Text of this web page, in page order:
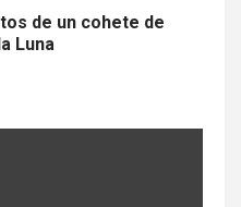
de un cohete de
Luna